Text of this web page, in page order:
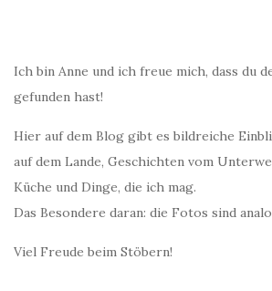
Ich bin Anne und ich freue mich, dass du
gefunden hast!
Hier auf dem Blog gibt es bildreiche
auf dem Lande, Geschichten vom
Küche und Dinge, die ich mag.
Das Besondere daran: die Fotos sind
Viel Freude beim Stöbern!